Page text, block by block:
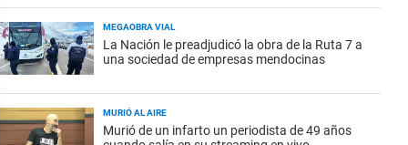
MEGAOBRA VIAL
La Nación le preadjudicó la obra de la Ruta 7 a
una sociedad de empresas mendocinas
MURIÓ AL AIRE
Murió de un infarto un periodista de 49 años